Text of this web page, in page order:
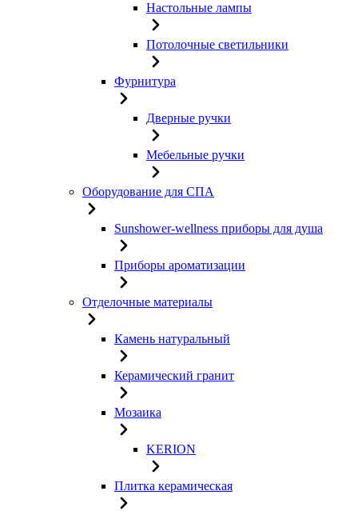
Настольные лампы
Потолочные светильники
Фурнитура
Дверные ручки
Мебельные ручки
Оборудование для СПА
Sunshower-wellness приборы для душа
Приборы ароматизации
Отделочные материалы
Камень натуральный
Керамический гранит
Мозаика
KERION
Плитка керамическая